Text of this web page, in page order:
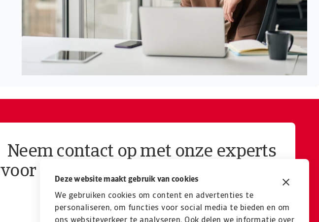
Deze website maakt gebruik van cookies
We gebruiken cookies om content en advertenties te
personaliseren, om functies voor social media te bieden en om
Neem contact op met onze experts
voor een vrijblijvend adviesgesprek!
Adviesgesprek